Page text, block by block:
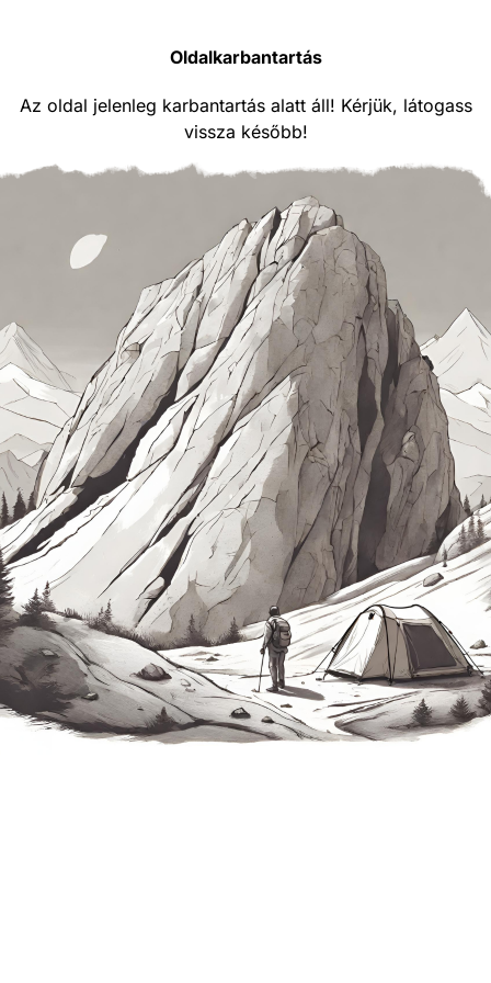
Oldalkarbantartás
Az oldal jelenleg karbantartás alatt áll! Kérjük, látogass
vissza később!